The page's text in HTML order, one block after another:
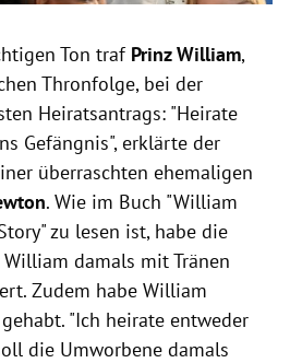
Ton traf PrinzWilliam,
Thronfolge, bei der
Heiratsantrags: "Heirate
Gefängnis", erklärte der
überraschten ehemaligen
. Wie im Buch "William
zu lesen ist, habe die
damals mit Tränen
Zudem habe William
"Ich heirate entweder
die Umworbene damals